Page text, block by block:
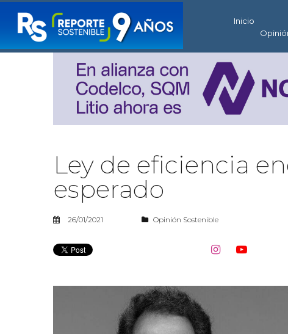
Inicio
Ley de eficiencia
esperado
26/01/2021 Opinión Sostenible
 